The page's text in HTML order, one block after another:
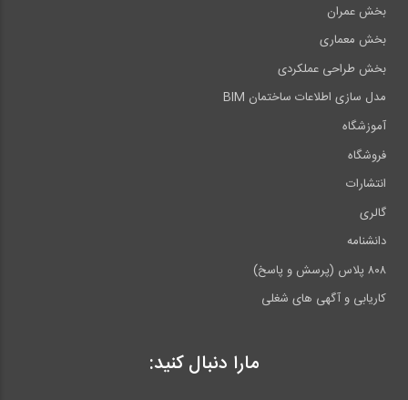
بخش عمران
بخش معماری
بخش طراحی عملکردی
مدل سازی اطلاعات ساختمان BIM
آموزشگاه
فروشگاه
انتشارات
گالری
دانشنامه
۸۰۸ پلاس (پرسش و پاسخ)
کاریابی و آگهی های شغلی
مارا دنبال کنید: